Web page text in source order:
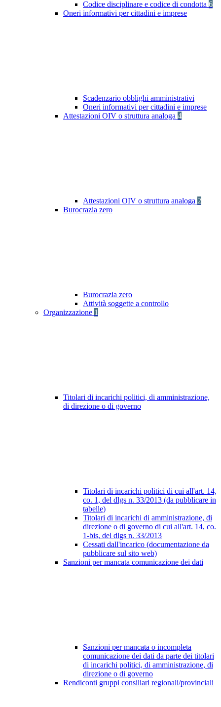
Codice disciplinare e codice di condotta 6
Oneri informativi per cittadini e imprese
Scadenzario obblighi amministrativi
Oneri informativi per cittadini e imprese
Attestazioni OIV o struttura analoga 4
Attestazioni OIV o struttura analoga 2
Burocrazia zero
Burocrazia zero
Attività soggette a controllo
Organizzazione 1
Titolari di incarichi politici, di amministrazione,
di direzione o di governo
Titolari di incarichi politici di cui all'art. 14,
co. 1, del dlgs n. 33/2013 (da pubblicare in
tabelle)
Titolari di incarichi di amministrazione, di
direzione o di governo di cui all'art. 14, co.
1-bis, del dlgs n. 33/2013
Cessati dall'incarico (documentazione da
pubblicare sul sito web)
Sanzioni per mancata comunicazione dei dati
Sanzioni per mancata o incompleta
comunicazione dei dati da parte dei titolari
di incarichi politici, di amministrazione, di
direzione o di governo
Rendiconti gruppi consiliari regionali/provinciali